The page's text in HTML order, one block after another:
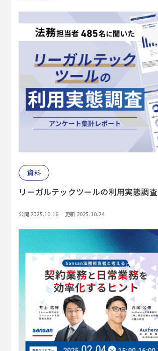
資料
リーガルテックツールの利用実態調査
公開 2025.10.16 更新 2025.10.24